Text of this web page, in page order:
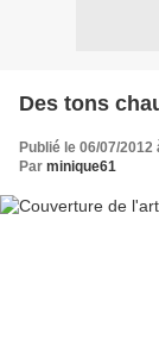
Des tons
Publié le 06/07/2012
Par minique61